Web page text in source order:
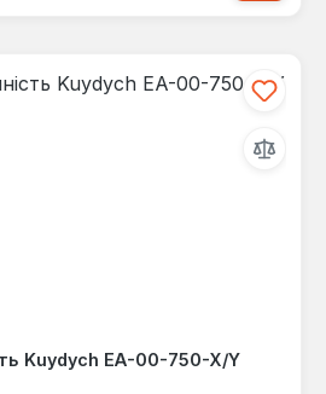
Kuydych EA-00-750-X/Y